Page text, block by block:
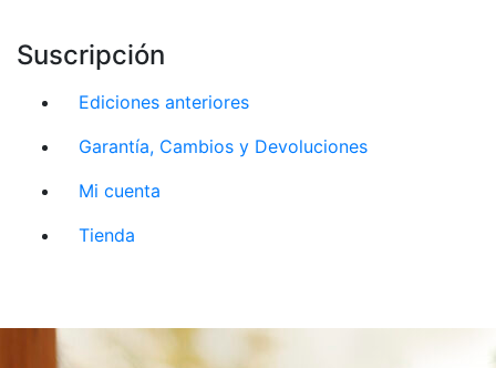
Suscripción
Ediciones anteriores
Garantía, Cambios y Devoluciones
Mi cuenta
Tienda